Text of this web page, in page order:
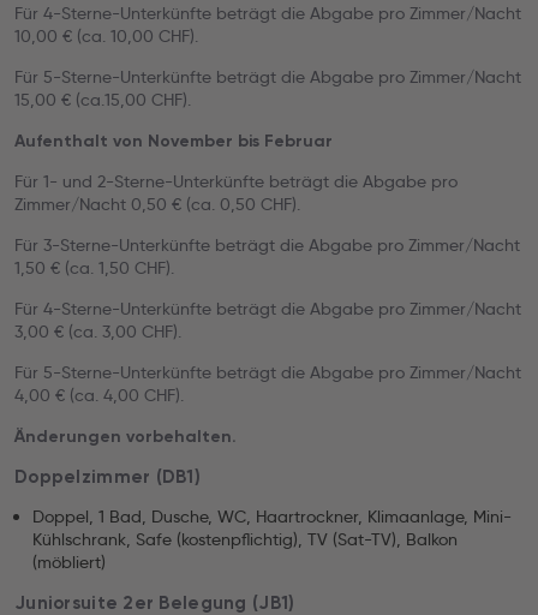
Für 4-Sterne-Unterkünfte beträgt die Abgabe pro Zimmer/Nacht
10,00 € (ca. 10,00 CHF).
Für 5-Sterne-Unterkünfte beträgt die Abgabe pro Zimmer/Nacht
15,00 € (ca.15,00 CHF).
Aufenthalt von November bis Februar
Für 1- und 2-Sterne-Unterkünfte beträgt die Abgabe pro
Zimmer/Nacht 0,50 € (ca. 0,50 CHF).
Für 3-Sterne-Unterkünfte beträgt die Abgabe pro Zimmer/Nacht
1,50 € (ca. 1,50 CHF).
Für 4-Sterne-Unterkünfte beträgt die Abgabe pro Zimmer/Nacht
3,00 € (ca. 3,00 CHF).
Für 5-Sterne-Unterkünfte beträgt die Abgabe pro Zimmer/Nacht
4,00 € (ca. 4,00 CHF).
Änderungen vorbehalten.
Doppelzimmer (DB1)
Doppel, 1 Bad, Dusche, WC, Haartrockner, Klimaanlage, Mini-
Kühlschrank, Safe (kostenpflichtig), TV (Sat-TV), Balkon
(möbliert)
Juniorsuite 2er Belegung (JB1)